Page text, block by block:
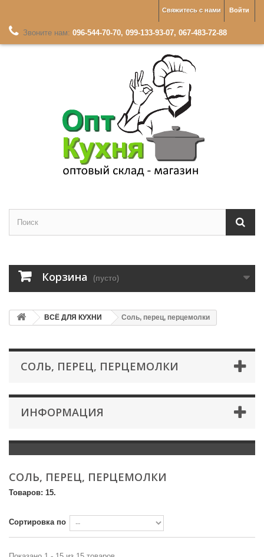
Войти
Свяжитесь с нами
Звоните нам: 096-544-70-70, 099-133-93-07, 067-483-72-88
Корзина (пусто)
ВСЁ ДЛЯ КУХНИ Соль, перец, перцемолки
СОЛЬ, ПЕРЕЦ, ПЕРЦЕМОЛКИ
ИНФОРМАЦИЯ
СОЛЬ, ПЕРЕЦ, ПЕРЦЕМОЛКИ
Товаров: 15.
Сортировка по